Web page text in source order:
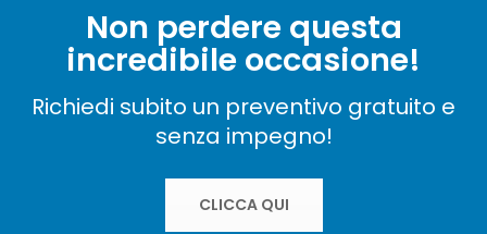
Non perdere questa
incredibile occasione!
Richiedi subito un preventivo gratuito e
senza impegno!
CLICCA QUI